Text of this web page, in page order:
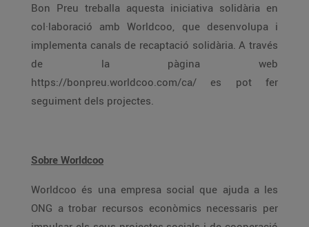
Bon Preu treballa aquesta iniciativa solidària en
col·laboració amb Worldcoo, que desenvolupa i
implementa canals de recaptació solidària. A través
de la pàgina web
https://bonpreu.worldcoo.com/ca/ es pot fer
seguiment dels projectes.
Sobre Worldcoo
Worldcoo és una empresa social que ajuda a les
ONG a trobar recursos econòmics necessaris per